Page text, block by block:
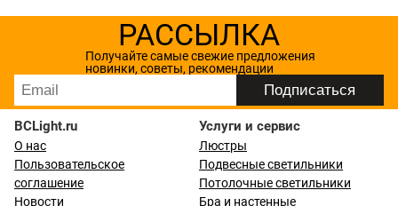
РАССЫЛКА
Получайте самые свежие предложения
новинки, советы, рекомендации
BCLight.ru
О нас
Пользовательское
соглашение
Новости
Услуги и сервис
Люстры
Подвесные светильники
Потолочные светильники
Бра и настенные